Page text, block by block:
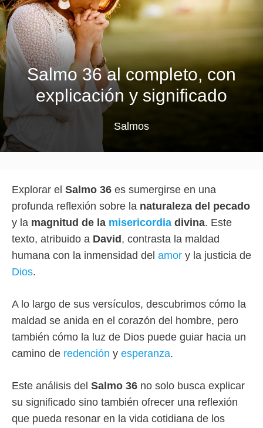
Salmo 36 al completo, con
explicación y significado
Salmos
Explorar el Salmo 36 es sumergirse en una
profunda reflexión sobre la naturaleza del pecado
y la magnitud de la misericordia divina. Este
texto, atribuido a David, contrasta la maldad
humana con la inmensidad del amor y la justicia de
Dios.
A lo largo de sus versículos, descubrimos cómo la
maldad se anida en el corazón del hombre, pero
también cómo la luz de Dios puede guiar hacia un
camino de redención y esperanza.
Este análisis del Salmo 36 no solo busca explicar
su significado sino también ofrecer una reflexión
que pueda resonar en la vida cotidiana de los